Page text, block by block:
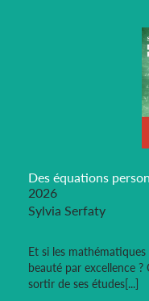
Des équations
2026
Sylvia Serfaty
Et si les
beauté par excellence ?
sortir de ses études[...]